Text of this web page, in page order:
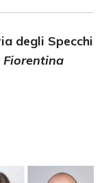
degli Specchi
Fiorentina